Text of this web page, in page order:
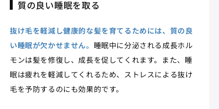
質の良い睡眠を取る
抜け毛を軽減し健康的な髪を育てるためには、質の良
い睡眠が欠かせません。 睡眠中に分泌される成長ホル
モンは髪を修復し、成長を促してくれます。また、睡
眠は疲れを軽減してくれるため、ストレスによる抜け
毛を予防するのにも効果的です。